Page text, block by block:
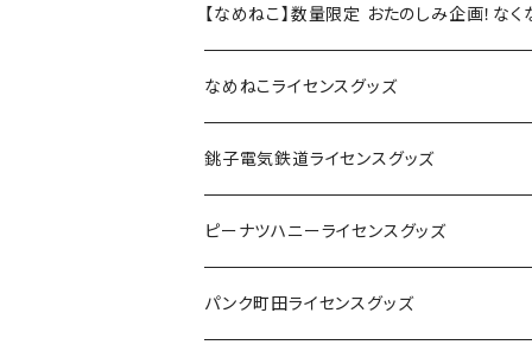
【なめねこ】数量限定 おたのしみ企画！な
なめねこライセンスグッズ
Tシャツ
キャップ
ステッカー
銚子電気鉄道ライセンスグッズ
ステッカー
缶バッジ
ピーナツハニーライセンスグッズ
Tシャツ
パンク町田ライセンスグッズ